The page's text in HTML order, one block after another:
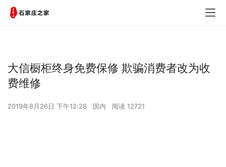
大信橱柜终身免费保修 欺骗消费者改为收
费维修
2019年8月26日 下午12:28 国内 阅读 12721